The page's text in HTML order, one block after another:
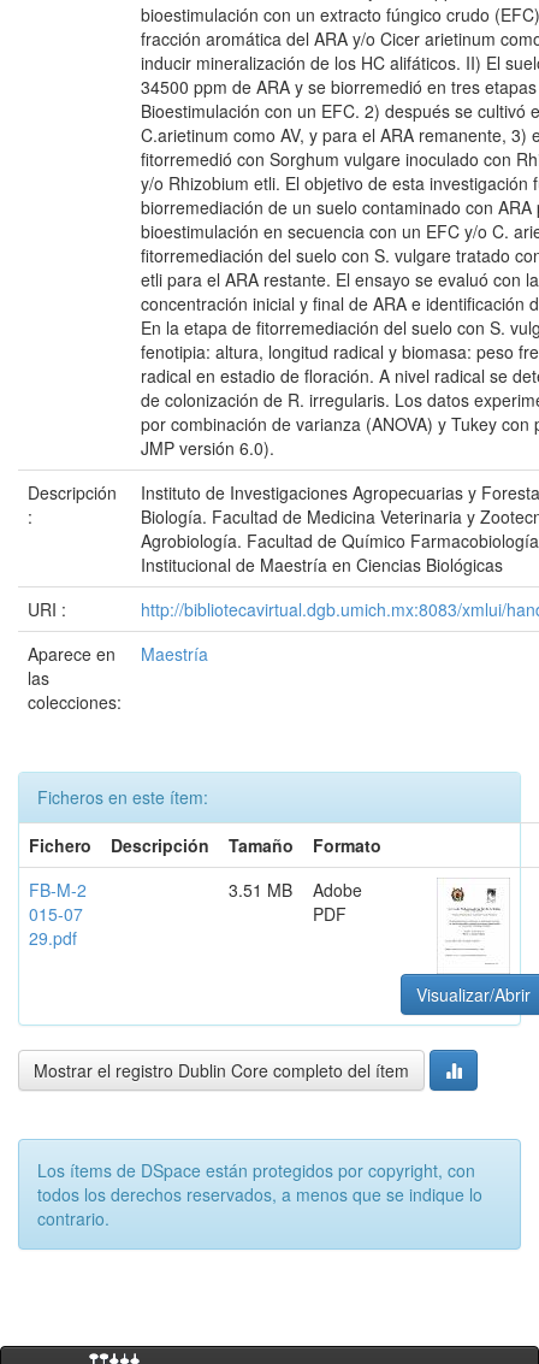
bioestimulación con un extracto fúngico crudo
fracción aromática del ARA y/o Cicer arietinum
inducir mineralización de los HC alifáticos. II) El
34500 ppm de ARA y se biorremedió en tres
Bioestimulación con un EFC. 2) después se cultivó
C.arietinum como AV, y para el ARA remanente, 3)
fitorremedió con Sorghum vulgare inoculado con
y/o Rhizobium etli. El objetivo de esta investigación
biorremediación de un suelo contaminado con ARA
bioestimulación en secuencia con un EFC y/o C.
fitorremediación del suelo con S. vulgare tratado
etli para el ARA restante. El ensayo se evaluó con
concentración inicial y final de ARA e identificación
En la etapa de fitorremediación del suelo con S.
fenotipia: altura, longitud radical y biomasa: peso
radical en estadio de floración. A nivel radical se
de colonización de R. irregularis. Los datos
por combinación de varianza (ANOVA) y Tukey
JMP versión 6.0).
Descripción
:
Instituto de Investigaciones Agropecuarias y
Biología. Facultad de Medicina Veterinaria y
Agrobiología. Facultad de Químico
Institucional de Maestría en Ciencias Biológicas
URI :
http://bibliotecavirtual.dgb.umich.mx:8083/xmlui/
Aparece en
las
colecciones:
Maestría
Ficheros en este ítem:
Fichero
Descripción Tamaño
Formato
FB-M-2
015-07
29.pdf
3.51 MB
Adobe
PDF
Visualizar/Abrir
Mostrar el registro Dublin Core completo del ítem
Los ítems de DSpace están protegidos por copyright, con
todos los derechos reservados, a menos que se indique lo
contrario.